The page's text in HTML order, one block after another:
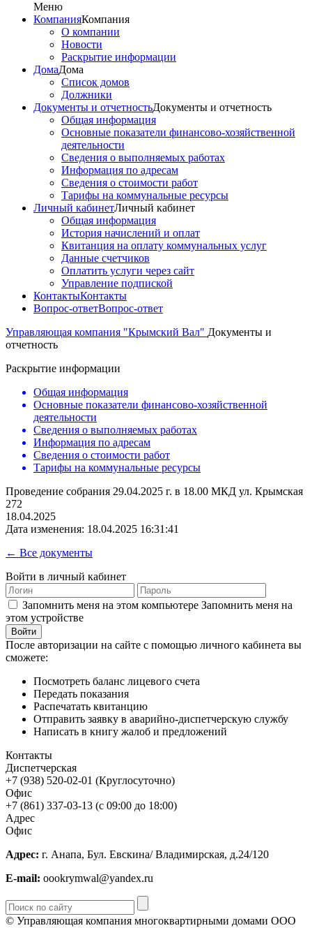
Меню
КомпанияКомпания
О компании
Новости
Раскрытие информации
ДомаДома
Список домов
Должники
Документы и отчетностьДокументы и отчетность
Общая информация
Основные показатели финансово-хозяйственной
деятельности
Сведения о выполняемых работах
Информация по адресам
Сведения о стоимости работ
Тарифы на коммунальные ресурсы
Личный кабинетЛичный кабинет
Общая информация
История начислений и оплат
Квитанция на оплату коммунальных услуг
Данные счетчиков
Оплатить услуги через сайт
Управление подпиской
КонтактыКонтакты
Вопрос-ответВопрос-ответ
Управляющая компания "Крымский Вал" Документы и
отчетность
Раскрытие информации
Общая информация
Основные показатели финансово-хозяйственной
деятельности
Сведения о выполняемых работах
Информация по адресам
Сведения о стоимости работ
Тарифы на коммунальные ресурсы
Проведение собрания 29.04.2025 г. в 18.00 МКД ул. Крымская
272
18.04.2025
Дата изменения: 18.04.2025 16:31:41
← Все документы
Войти в личный кабинет
Запомнить меня на этом компьютере Запомнить меня на
этом устройстве
После авторизации на сайте с помощью личного кабинета вы
сможете:
Посмотреть баланс лицевого счета
Передать показания
Распечатать квитанцию
Отправить заявку в аварийно-диспетчерскую службу
Написать в книгу жалоб и предложений
Контакты
Диспетчерская
+7 (938) 520-02-01 (Круглосуточно)
Офис
+7 (861) 337-03-13 (с 09:00 до 18:00)
Адрес
Офис
Адрес: г. Анапа, Бул. Евскина/ Владимирская, д.24/120
E-mail: oookrymwal@yandex.ru
© Управляющая компания многоквартирными домами ООО